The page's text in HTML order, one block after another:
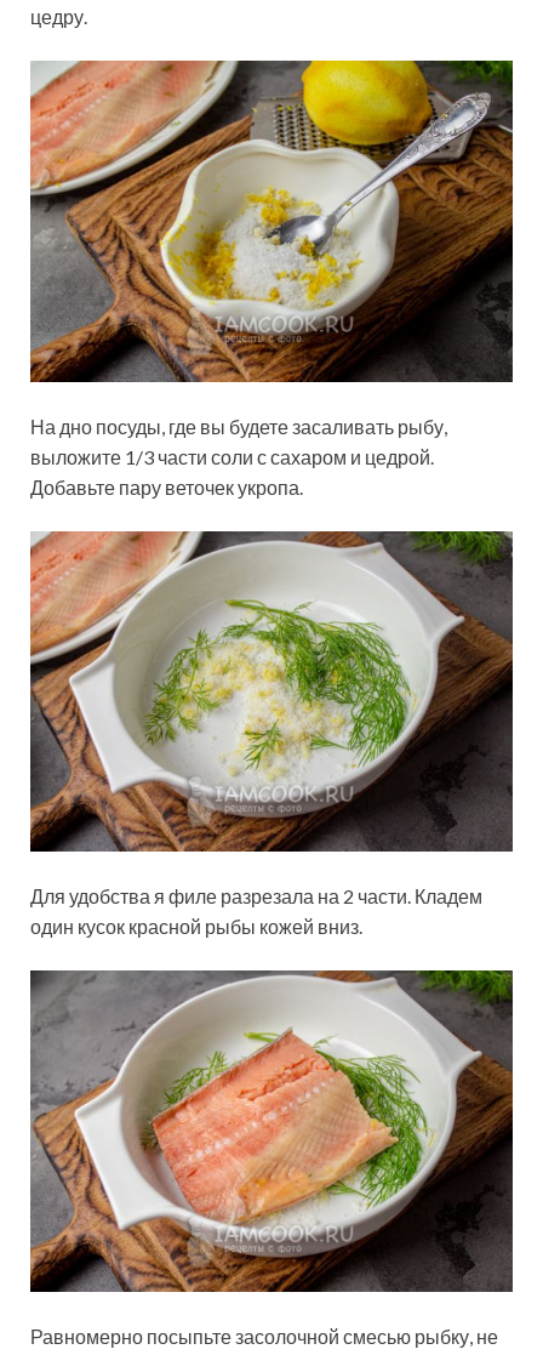
цедру.
На дно посуды, где вы будете засаливать рыбу,
выложите 1/3 части соли с сахаром и цедрой.
Добавьте пару веточек укропа.
Для удобства я филе разрезала на 2 части. Кладем
один кусок красной рыбы кожей вниз.
Равномерно посыпьте засолочной смесью рыбку, не